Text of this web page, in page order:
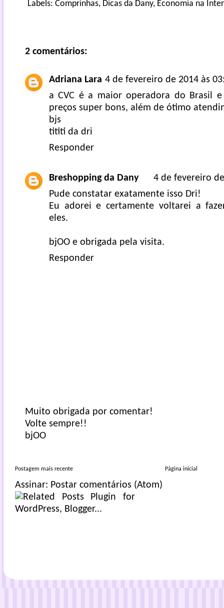
Labels: Comprinhas, Dicas da Dany, Economia na
2 comentários:
Adriana Lara 4 de fevereiro de 2014 às
a CVC é a maior operadora do Brasil
preços super bons, além de ótimo
bjs
tititi da dri
Responder
Breshopping da Dany
4 de fevereiro
Pude constatar exatamente isso Dri!
Eu adorei e certamente voltarei a
eles.
bjOO e obrigada pela visita.
Responder
Muito obrigada por comentar!
Volte sempre!!
bjOO
Postagem mais recente Página inicial
Assinar: Postar comentários (Atom)